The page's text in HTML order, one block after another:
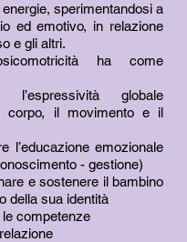
sperimentandosi a
ed emotivo, in relazione
e gli altri.
ha come
l’espressività globale
corpo, il movimento e il
l’educazione emozionale
- gestione)
e sostenere il bambino
della sua identità
le competenze